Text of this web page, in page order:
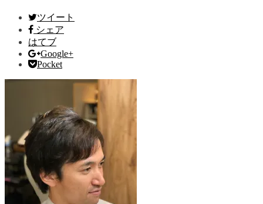
ツイート
シェア
はてブ
Google+
Pocket